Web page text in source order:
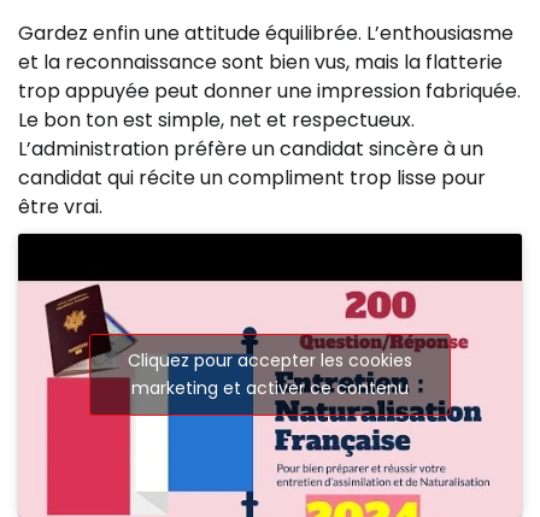
Gardez enfin une attitude équilibrée. L’enthousiasme
et la reconnaissance sont bien vus, mais la flatterie
trop appuyée peut donner une impression fabriquée.
Le bon ton est simple, net et respectueux.
L’administration préfère un candidat sincère à un
candidat qui récite un compliment trop lisse pour
être vrai.
Cliquez pour accepter les cookies
marketing et activer ce contenu